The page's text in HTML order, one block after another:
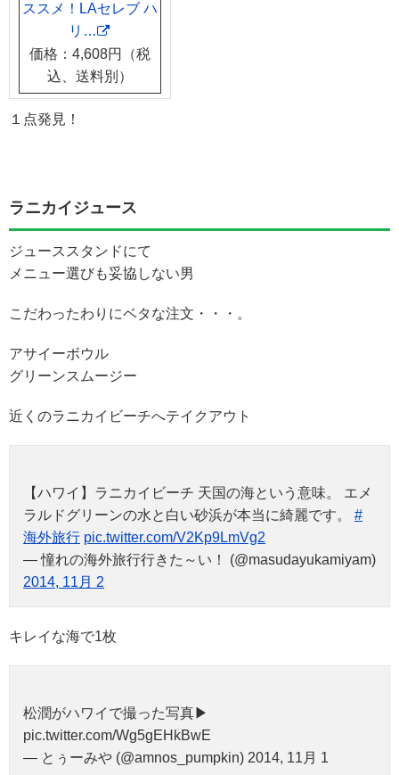
ススメ！LAセレブ ハ
リ…
価格：4,608円（税
込、送料別）
１点発見！
ラニカイジュース
ジューススタンドにて
メニュー選びも妥協しない男
こだわったわりにベタな注文・・・。
アサイーボウル
グリーンスムージー
近くのラニカイビーチへテイクアウト
【ハワイ】ラニカイビーチ 天国の海という意味。 エメ
ラルドグリーンの水と白い砂浜が本当に綺麗です。 #
海外旅行 pic.twitter.com/V2Kp9LmVg2
— 憧れの海外旅行行きた～い！ (@masudayukamiyam)
2014, 11月 2
キレイな海で1枚
松潤がハワイで撮った写真▶︎
pic.twitter.com/Wg5gEHkBwE
— とぅーみや (@amnos_pumpkin) 2014, 11月 1